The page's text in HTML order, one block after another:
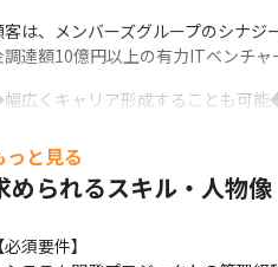
客は、メンバーズグループのシナ
調達額10億円以上の有力ITベンチャ
広くキャリア形成することも可
社サービスのマーケティングや営業
入れ直後)Salesforce・SaaS領域の
っと見る
められるスキル・人物像
【必須要件】